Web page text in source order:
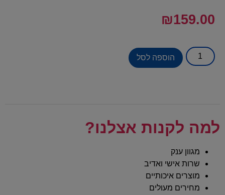
₪159.00
הוספה לסל
למה לקנות אצלנו?
מגוון ענק
שרות אישי ואדיב
מוצרים איכותיים
מחירים מעולים